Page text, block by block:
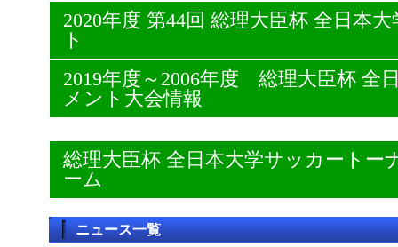
2020年度 第44回 総理大臣杯 全日本
ト
2019年度～2006年度 総理大臣杯 全
メント大会情報
総理大臣杯 全日本大学サッカート
ーム
ニュース一覧